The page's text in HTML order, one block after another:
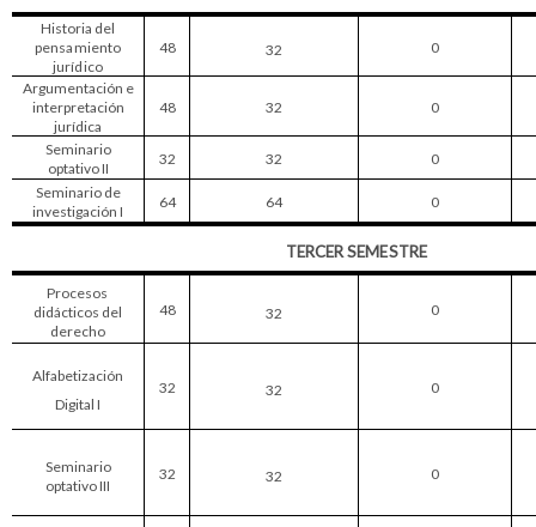
Historia del
pensamiento
jurídico
48 32 0
Argumentación e
interpretación
jurídica
48 32 0
Seminario
optativo II
32 32
0
Seminario de
investigación I
64 64 0
TERCERSEMESTRE
Procesos
didácticos del
derecho
48 32 0
Alfabetización
Digital I
32 32 0
Seminario
optativoIII
32 32 0